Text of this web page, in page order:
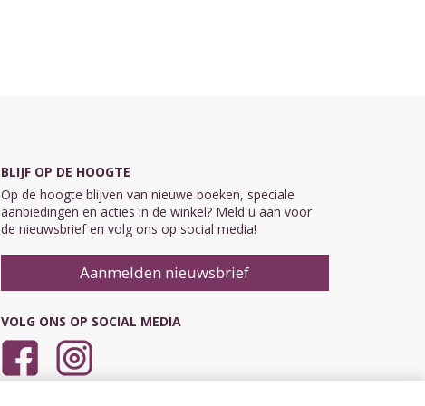
BLIJF OP DE HOOGTE
Op de hoogte blijven van nieuwe boeken, speciale
aanbiedingen en acties in de winkel? Meld u aan voor
de nieuwsbrief en volg ons op social media!
Aanmelden nieuwsbrief
VOLG ONS OP SOCIAL MEDIA